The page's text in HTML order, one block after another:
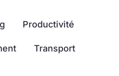
Productivité
Transport